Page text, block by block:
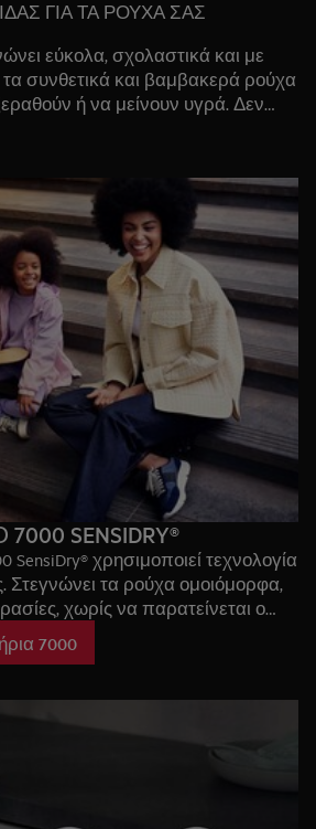
ΓΙΑ ΤΑ ΡΟΥΧΑ ΣΑΣ
εύκολα, σχολαστικά και με
συνθετικά και βαμβακερά ρούχα
ή να μείνουν υγρά. Δεν
διατηρώντας σε χαμηλά επίπεδα
ενέργειας.
SENSIDRY®
SensiDry® χρησιμοποιεί τεχνολογία
Στεγνώνει τα ρούχα ομοιόμορφα,
χωρίς να παρατείνεται ο
Η ήπια μέθοδος στεγνώματος
δεν εκτίθενται ποτέ σε
7000